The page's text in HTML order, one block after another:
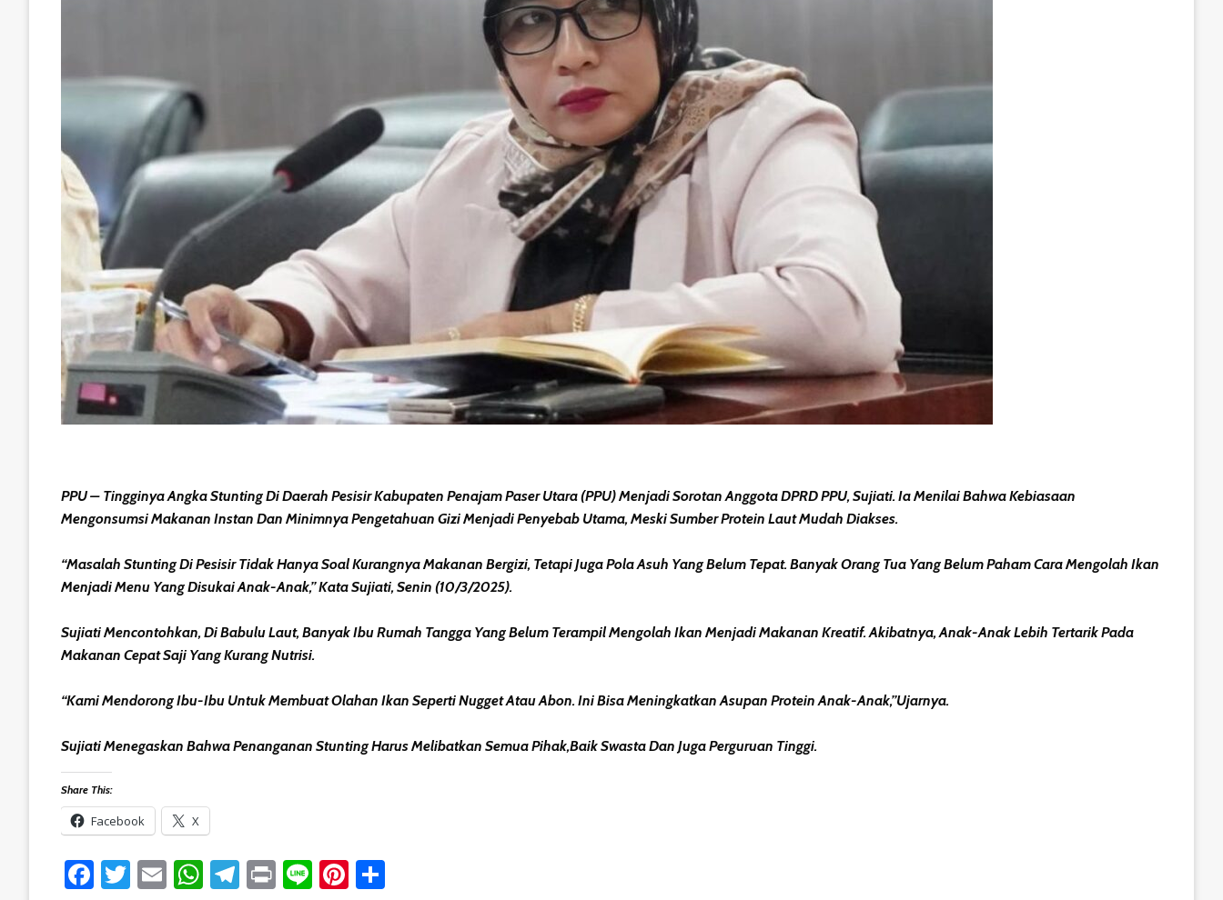
PPU – Tingginya Angka Stunting Di Daerah Pesisir Kabupaten Penajam Paser Utara (PPU) Menjadi Sorotan Anggota DPRD PPU, Sujiati. Ia Menilai Bahwa Kebiasaan
Mengonsumsi Makanan Instan Dan Minimnya Pengetahuan Gizi Menjadi Penyebab Utama, Meski Sumber Protein Laut Mudah Diakses.
“Masalah Stunting Di Pesisir Tidak Hanya Soal Kurangnya Makanan Bergizi, Tetapi Juga Pola Asuh Yang Belum Tepat. Banyak Orang Tua Yang Belum Paham Cara Mengolah Ikan
Menjadi Menu Yang Disukai Anak-Anak,” Kata Sujiati, Senin (10/3/2025).
Sujiati Mencontohkan, Di Babulu Laut, Banyak Ibu Rumah Tangga Yang Belum Terampil Mengolah Ikan Menjadi Makanan Kreatif. Akibatnya, Anak-Anak Lebih Tertarik Pada
Makanan Cepat Saji Yang Kurang Nutrisi.
“Kami Mendorong Ibu-Ibu Untuk Membuat Olahan Ikan Seperti Nugget Atau Abon. Ini Bisa Meningkatkan Asupan Protein Anak-Anak,”ujarnya.
Sujiati Menegaskan Bahwa Penanganan Stunting Harus Melibatkan Semua Pihak,baik Swasta Dan Juga Perguruan Tinggi.
Share This:
Facebook X
Facebook
Twitter
EmailWhatsApp
Telegram
PrintLinePinterest